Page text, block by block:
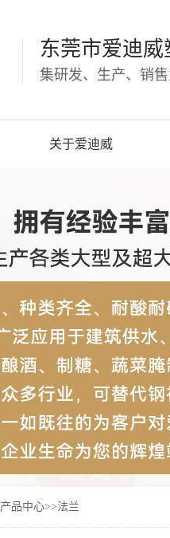
东莞市爱迪
集研发、生产、销
关于爱迪威
产品中心>>法兰